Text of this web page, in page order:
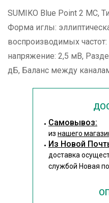
SUMIKO Blue Point 2 MC,
Форма иглы:
воспроизводимых
напряжение: 2,5 мВ,
дБ, Баланс между
Cамовывоз:
из нашего
Из Новой
доставка
службой Новая